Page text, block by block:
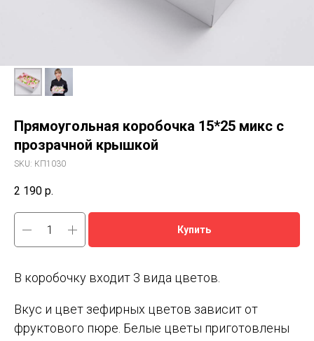
Прямоугольная коробочка 15*25 микс с
прозрачной крышкой
SKU: КП1030
2 190 р.
Купить
В коробочку входит 3 вида цветов.
Вкус и цвет зефирных цветов зависит от
фруктового пюре. Белые цветы приготовлены